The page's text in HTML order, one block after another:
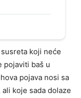
koji neće
pojaviti baš u
pojava nosi sa
koje sada dolaze